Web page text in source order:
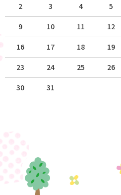
2 3 4 5
9 10 11 12
16 17 18 19
23 24 25 26
30 31